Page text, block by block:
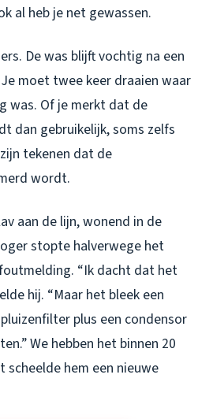
al heb je net gewassen.
De was blijft vochtig na een
moet twee keer draaien waar
was. Of je merkt dat de
dan gebruikelijk, soms zelfs
tekenen dat de
wordt.
aan de lijn, wonend in de
stopte halverwege het
“Ik dacht dat het
hij. “Maar het bleek een
plus een condensor
We hebben het binnen 20
hem een nieuwe